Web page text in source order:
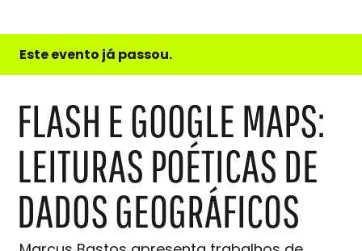
e
do
Este evento já passou.
FLASH E GOOGLE MAPS:
LEITURAS POÉTICAS DE
DADOS GEOGRÁFICOS